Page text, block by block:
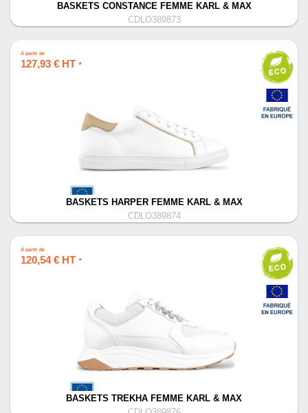
BASKETS CONSTANCE FEMME KARL & MAX
CDLO389873
À partir de
127,93 € HT *
BASKETS HARPER FEMME KARL & MAX
CDLO389874
À partir de
120,54 € HT *
BASKETS TREKHA FEMME KARL & MAX